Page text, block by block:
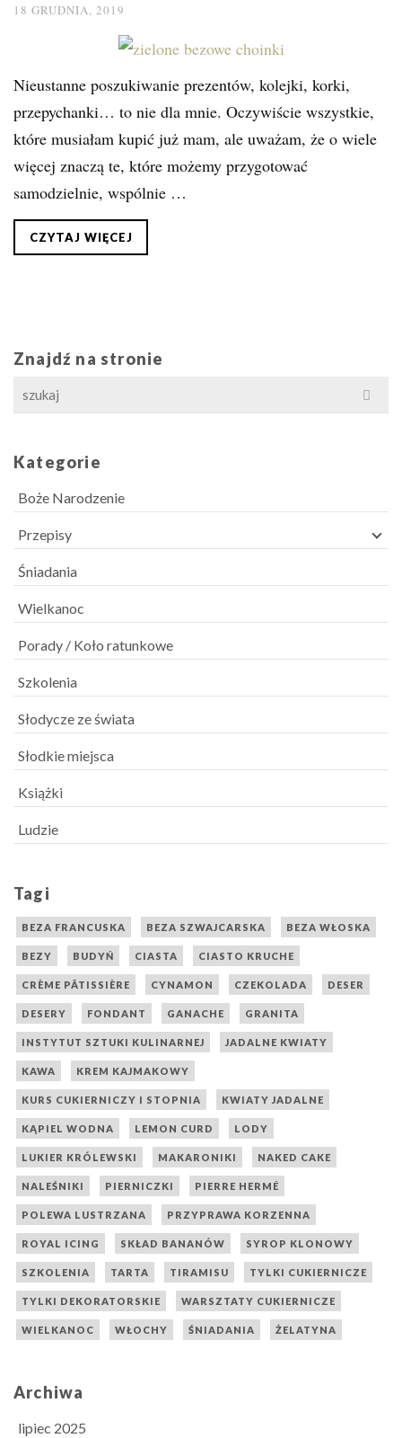
18 GRUDNIA, 2019
Nieustanne poszukiwanie prezentów, kolejki, korki,
przepychanki… to nie dla mnie. Oczywiście wszystkie,
które musiałam kupić już mam, ale uważam, że o wiele
więcej znaczą te, które możemy przygotować
samodzielnie, wspólnie …
CZYTAJ WIĘCEJ
Znajdź na stronie
Search
for:
Kategorie
Boże Narodzenie
Przepisy
Śniadania
Wielkanoc
Porady / Koło ratunkowe
Szkolenia
Słodycze ze świata
Słodkie miejsca
Książki
Ludzie
Tagi
BEZA FRANCUSKA BEZA SZWAJCARSKA BEZA WŁOSKA
BEZY BUDYŃ CIASTA CIASTO KRUCHE
CRÈME PÂTISSIÈRE CYNAMON CZEKOLADA DESER
DESERY FONDANT GANACHE GRANITA
INSTYTUT SZTUKI KULINARNEJ JADALNE KWIATY
KAWA KREM KAJMAKOWY
KURS CUKIERNICZY I STOPNIA KWIATY JADALNE
KĄPIEL WODNA LEMON CURD LODY
LUKIER KRÓLEWSKI MAKARONIKI NAKED CAKE
NALEŚNIKI PIERNICZKI PIERRE HERMÉ
POLEWA LUSTRZANA PRZYPRAWA KORZENNA
ROYAL ICING SKŁAD BANANÓW SYROP KLONOWY
SZKOLENIA TARTA TIRAMISU TYLKI CUKIERNICZE
TYLKI DEKORATORSKIE WARSZTATY CUKIERNICZE
WIELKANOC WŁOCHY ŚNIADANIA ŻELATYNA
Archiwa
lipiec 2025